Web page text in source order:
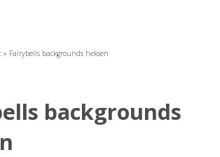
» Fairybells backgrounds heksen